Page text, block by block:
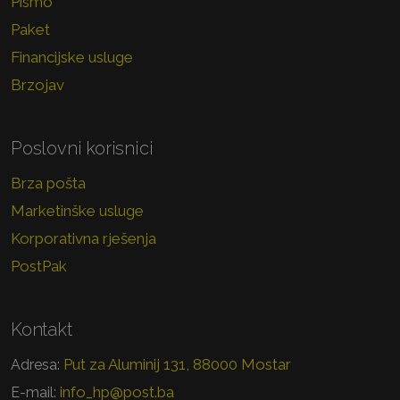
Paket
Financijske usluge
Brzojav
Poslovni korisnici
Brza pošta
Marketinške usluge
Korporativna rješenja
PostPak
Kontakt
Adresa: Put za Aluminij 131, 88000 Mostar
E-mail: info_hp@post.ba